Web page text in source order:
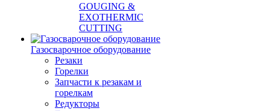
GOUGING &
EXOTHERMIC
CUTTING
Газосварочное оборудование
Резаки
Горелки
Запчасти к резакам и
горелкам
Редукторы